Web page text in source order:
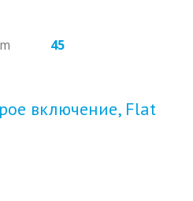
45
включение, Flat